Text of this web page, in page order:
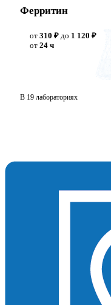
Ферритин
от 310 ₽ до 1 120 ₽
от 24 ч
В 19 лабораториях